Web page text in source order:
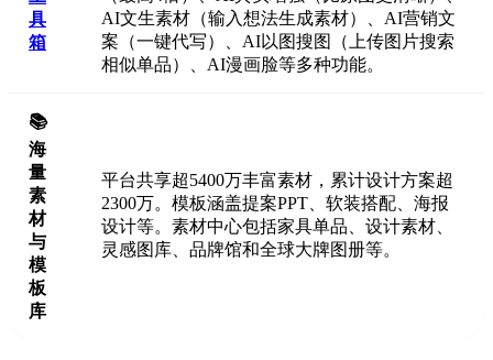
具
箱
AI文生素材（输入想法生成素材）、AI营销文
案（一键代写）、AI以图搜图（上传图片搜索
相似单品）、AI漫画脸等多种功能。
📚
海
量
素
材
与
模
板
库
平台共享超5400万丰富素材，累计设计方案超
2300万。模板涵盖提案PPT、软装搭配、海报
设计等。素材中心包括家具单品、设计素材、
灵感图库、品牌馆和全球大牌图册等。